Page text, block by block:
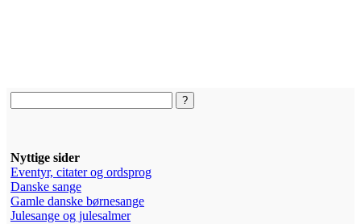
Nyttige sider
Eventyr, citater og ordsprog
Danske sange
Gamle danske børnesange
Julesange og julesalmer